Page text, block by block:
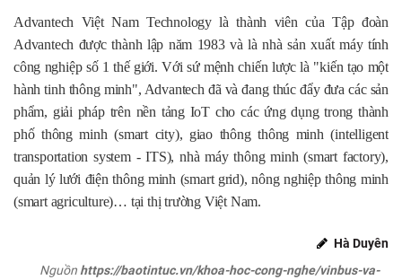
Advantech Việt Nam Technology là thành viên của Tập đoàn
Advantech được thành lập năm 1983 và là nhà sản xuất máy tính
công nghiệp số 1 thế giới. Với sứ mệnh chiến lược là "kiến tạo một
hành tinh thông minh", Advantech đã và đang thúc đẩy đưa các sản
phẩm, giải pháp trên nền tảng IoT cho các ứng dụng trong thành
phố thông minh (smart city), giao thông thông minh (intelligent
transportation system - ITS), nhà máy thông minh (smart factory),
quản lý lưới điện thông minh (smart grid), nông nghiệp thông minh
(smart agriculture)… tại thị trường Việt Nam.
Hà Duyên
Nguồn https://baotintuc.vn/khoa-hoc-cong-nghe/vinbus-va-